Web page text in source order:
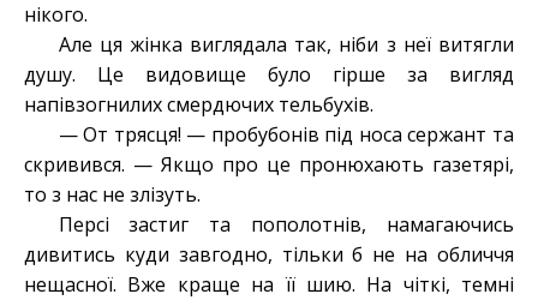
нікого.
Але ця жінка виглядала так, ніби з неї витягли
душу. Це видовище було гірше за вигляд
напівзогнилих смердючих тельбухів.
— От трясця! — пробубонів під носа сержант та
скривився. — Якщо про це пронюхають газетярі,
то з нас не злізуть.
Персі застиг та пополотнів, намагаючись
дивитись куди завгодно, тільки б не на обличчя
нещасної. Вже краще на її шию. На чіткі, темні